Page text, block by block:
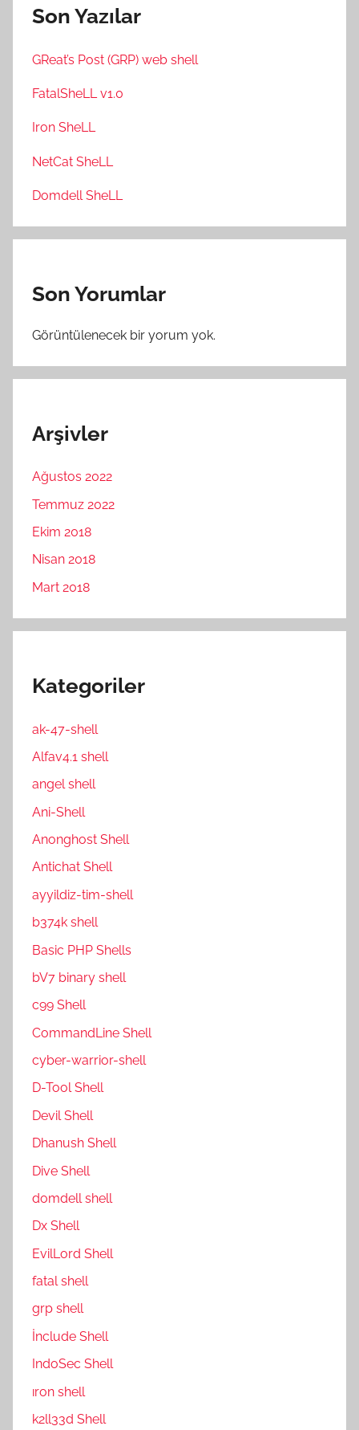
Son Yazılar
GReat’s Post (GRP) web shell
FatalSheLL v1.0
Iron SheLL
NetCat SheLL
Domdell SheLL
Son Yorumlar
Görüntülenecek bir yorum yok.
Arşivler
Ağustos 2022
Temmuz 2022
Ekim 2018
Nisan 2018
Mart 2018
Kategoriler
ak-47-shell
Alfav4.1 shell
angel shell
Ani-Shell
Anonghost Shell
Antichat Shell
ayyildiz-tim-shell
b374k shell
Basic PHP Shells
bV7 binary shell
c99 Shell
CommandLine Shell
cyber-warrior-shell
D-Tool Shell
Devil Shell
Dhanush Shell
Dive Shell
domdell shell
Dx Shell
EvilLord Shell
fatal shell
grp shell
İnclude Shell
IndoSec Shell
ıron shell
k2ll33d Shell